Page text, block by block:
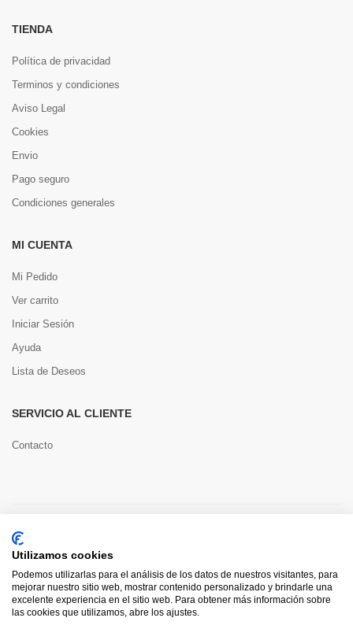
TIENDA
Política de privacidad
Terminos y condiciones
Aviso Legal
Cookies
Envio
Pago seguro
Condiciones generales
MI CUENTA
Mi Pedido
Ver carrito
Iniciar Sesión
Ayuda
Lista de Deseos
SERVICIO AL CLIENTE
Contacto
Utilizamos cookies
Podemos utilizarlas para el análisis de los datos de nuestros visitantes, para
mejorar nuestro sitio web, mostrar contenido personalizado y brindarle una
excelente experiencia en el sitio web. Para obtener más información sobre
las cookies que utilizamos, abre los ajustes.